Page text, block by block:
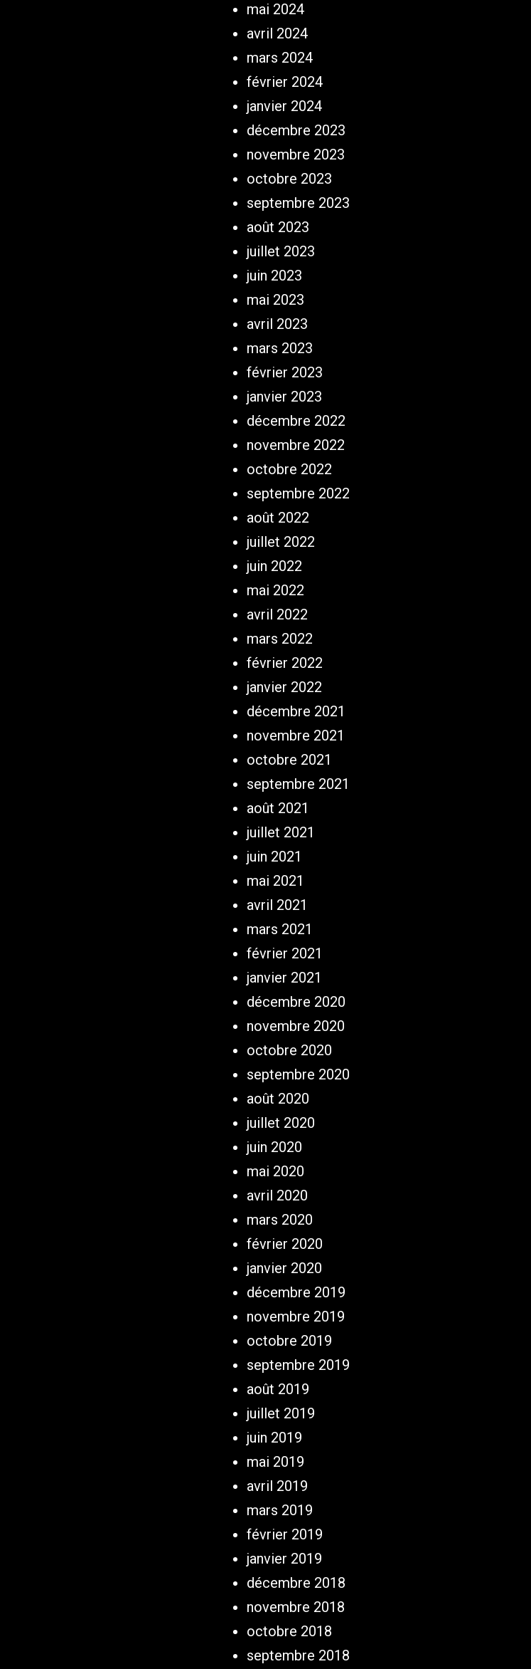
mai 2024
avril 2024
mars 2024
février 2024
janvier 2024
décembre 2023
novembre 2023
octobre 2023
septembre 2023
août 2023
juillet 2023
juin 2023
mai 2023
avril 2023
mars 2023
février 2023
janvier 2023
décembre 2022
novembre 2022
octobre 2022
septembre 2022
août 2022
juillet 2022
juin 2022
mai 2022
avril 2022
mars 2022
février 2022
janvier 2022
décembre 2021
novembre 2021
octobre 2021
septembre 2021
août 2021
juillet 2021
juin 2021
mai 2021
avril 2021
mars 2021
février 2021
janvier 2021
décembre 2020
novembre 2020
octobre 2020
septembre 2020
août 2020
juillet 2020
juin 2020
mai 2020
avril 2020
mars 2020
février 2020
janvier 2020
décembre 2019
novembre 2019
octobre 2019
septembre 2019
août 2019
juillet 2019
juin 2019
mai 2019
avril 2019
mars 2019
février 2019
janvier 2019
décembre 2018
novembre 2018
octobre 2018
septembre 2018